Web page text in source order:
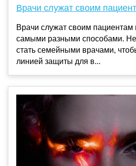
Врачи служат своим
Врачи служат своим
самыми разными способами.
стать семейными врачами,
линией защиты для в...